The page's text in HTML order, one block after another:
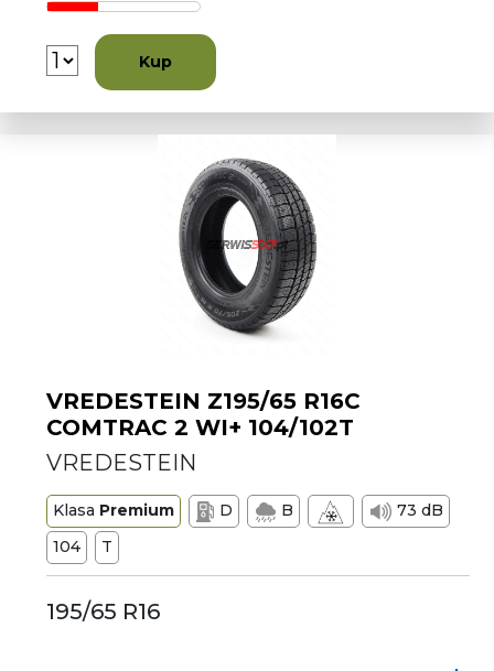
Kup
VREDESTEIN Z195/65 R16C
COMTRAC 2 WI+ 104/102T
VREDESTEIN
Klasa Premium D B
73 dB
104
T
195/65 R16